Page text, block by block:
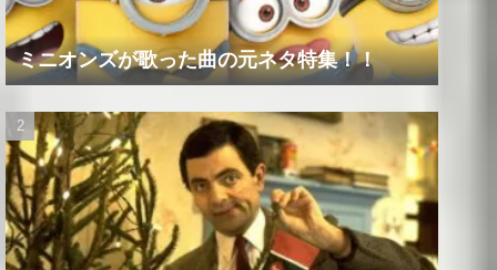
ミニオンズが歌った曲の元ネタ特集！！